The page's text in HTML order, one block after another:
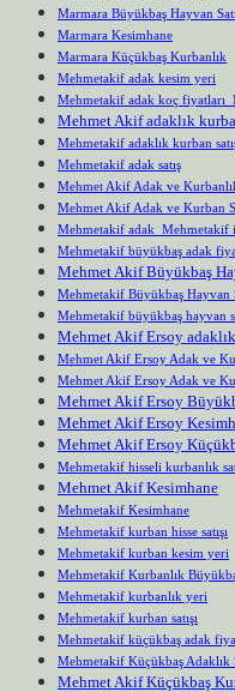
Marmara Büyükbaş Hayvan
Marmara Kesimhane
Marmara Küçükbaş Kurbanlık
Mehmetakif adak kesim yeri
Mehmetakif adak koç fiyatları
Mehmet Akif adaklık
Mehmetakif adaklık kurban
Mehmetakif adak satış
Mehmet Akif Adak ve
Mehmet Akif Adak ve Kurban
Mehmetakif adak Mehmetakif
Mehmetakif büyükbaş adak
Mehmet Akif Büyükbaş
Mehmetakif Büyükbaş Hayvan
Mehmetakif büyükbaş hayvan
Mehmet Akif Ersoy adaklık
Mehmet Akif Ersoy Adak ve
Mehmet Akif Ersoy Adak ve
Mehmet Akif Ersoy
Mehmet Akif Ersoy
Mehmet Akif Ersoy
Mehmetakif hisseli kurbanlık
Mehmet Akif Kesimhane
Mehmetakif Kesimhane
Mehmetakif kurban hisse satışı
Mehmetakif kurban kesim yeri
Mehmetakif Kurbanlık
Mehmetakif kurbanlık yeri
Mehmetakif kurban satışı
Mehmetakif küçükbaş adak
Mehmetakif Küçükbaş Adaklık
Mehmet Akif Küçükbaş